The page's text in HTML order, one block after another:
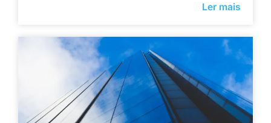
Ler mais